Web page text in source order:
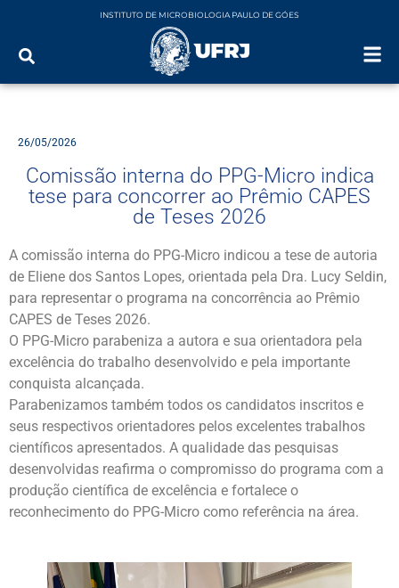
INSTITUTO DE MICROBIOLOGIA PAULO DE GÓES
26/05/2026
Comissão interna do PPG-Micro indica
tese para concorrer ao Prêmio CAPES
de Teses 2026
A comissão interna do PPG-Micro indicou a tese de autoria
de Eliene dos Santos Lopes, orientada pela Dra. Lucy Seldin,
para representar o programa na concorrência ao Prêmio
CAPES de Teses 2026.
O PPG-Micro parabeniza a autora e sua orientadora pela
excelência do trabalho desenvolvido e pela importante
conquista alcançada.
Parabenizamos também todos os candidatos inscritos e
seus respectivos orientadores pelos excelentes trabalhos
científicos apresentados. A qualidade das pesquisas
desenvolvidas reafirma o compromisso do programa com a
produção científica de excelência e fortalece o
reconhecimento do PPG-Micro como referência na área.